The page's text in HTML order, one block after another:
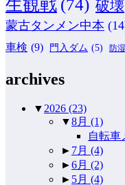
生観戦 (74) 破壊
蒙古タンメン中本
車検 (9) 門入ダム (5) 防
archives
▼ 2026 (23)
▼8月 (1)
自転車
► 7月 (4)
►6月 (2)
► 5月 (4)